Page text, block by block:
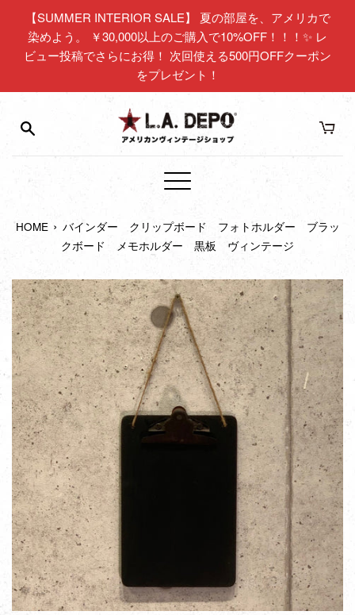
【SUMMER INTERIOR SALE】 夏の部屋を、アメリカで
染めよう。 ￥30,000以上のご購入で10%OFF！！！✨ レ
ビュー投稿でさらにお得！ 次回使える500円OFFクーポン
をプレゼント！
メ
ュ
ー
HOME › バインダー クリップボード フォトホルダー ブラッ
クボード メモホルダー 黒板 ヴィンテージ